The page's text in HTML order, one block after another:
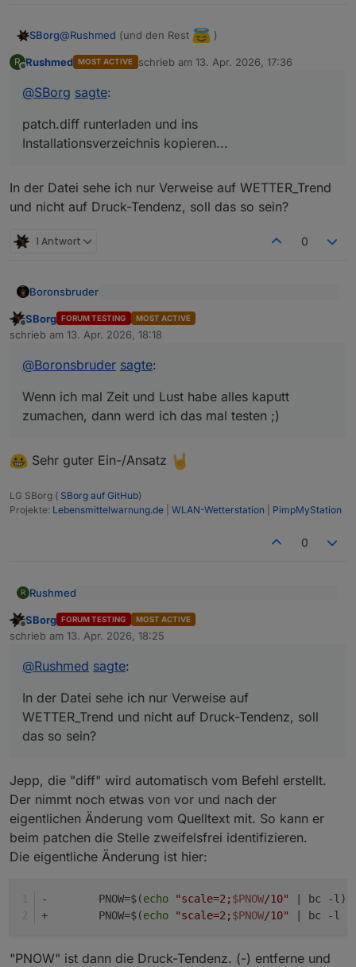
SBorg@Rushmed (und den Rest )
ist mir immer noch einer durch geflutscht. Ich kann
"Druck-Tendenz" weiter auf gemischt belassen oder
patch.diffrunterladen und ins Installationsverzeichnis
(ruhig mal mit einem Text-Editor öffnen und schauen
was da gemacht wird. Nicht einfach von einem Fremden
Dann im Installationsverzeichnis ein
patch.diffausführen.
funktioniert korrekt als Zahl.
*EDIT*
ganz vergessen: der Patch funktioniert
mit Version
V3.6. !
benötigte Funktion.
R Rushmed MOST ACTIVE schrieb am 13. Apr. 2026, 17:36
zuletzt editiert von
@SBorg sagte:
patch.diff runterladen und ins
Installationsverzeichnis kopieren...
In der Datei sehe ich nur Verweise auf WETTER_Trend
und nicht auf Druck-Tendenz, soll das so sein?
1 Antwort 0
Boronsbruder
@viper4iob
mein Eigen, deswegen kann ich nicht
einfach mal umstellen und testen (ich
selbst nutze keine Auth oder HTTPS).
Zumindest hat sich die Authentifizierung
geändert und es ist nicht mehr direkt
zu übergeben. Der Browser setzt das
etwas anders um.
Anstelle von
funktionieren.
Wenn ich mal Zeit und Lust habe alles kaputt
Offline
SBorg FORUM TESTING MOST ACTIVE
schrieb am 13. Apr. 2026, 18:18
zuletzt editiert von
@Boronsbruder sagte:
Wenn ich mal Zeit und Lust habe alles kaputt
zumachen, dann werd ich das mal testen ;)
Sehr guter Ein-/Ansatz
LG SBorg ( SBorg auf GitHub)
Projekte: Lebensmittelwarnung.de WLAN-Wetterstation PimpMyStation
0
R Rushmed
patch.diff runterladen und ins
In der Datei sehe ich nur Verweise auf
das so sein?
Offline
SBorg FORUM TESTING MOST ACTIVE
schrieb am 13. Apr. 2026, 18:25
zuletzt editiert von
@Rushmed sagte:
In der Datei sehe ich nur Verweise auf
WETTER_Trend und nicht auf Druck-Tendenz, soll
das so sein?
Jepp, die "diff" wird automatisch vom Befehl erstellt.
Der nimmt noch etwas von vor und nach der
eigentlichen Änderung vom Quelltext mit. So kann er
beim patchen die Stelle zweifelsfrei identifizieren.
Die eigentliche Änderung ist hier:
-	 PNOW=$(echo "scale=2; $PNOW/10"
| bc -l)
+	 PNOW=$(echo "scale=2; $PNOW/10" | bc -l |
"PNOW" ist dann die Druck-Tendenz. (-) entferne und